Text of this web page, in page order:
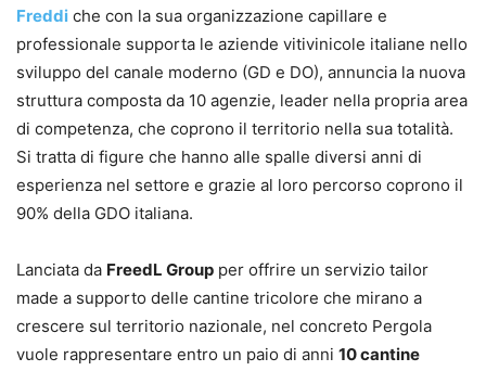
Freddi che con la sua organizzazione capillare e
professionale supporta le aziende vitivinicole italiane nello
sviluppo del canale moderno (GD e DO), annuncia la nuova
struttura composta da 10 agenzie, leader nella propria area
di competenza, che coprono il territorio nella sua totalità.
Si tratta di figure che hanno alle spalle diversi anni di
esperienza nel settore e grazie al loro percorso coprono il
90% della GDO italiana.
Lanciata da FreedL Group per offrire un servizio tailor
made a supporto delle cantine tricolore che mirano a
crescere sul territorio nazionale, nel concreto Pergola
vuole rappresentare entro un paio di anni 10 cantine